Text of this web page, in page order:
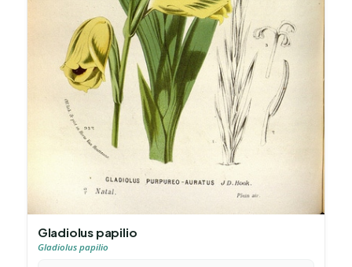
Gladiolus papilio
Gladiolus papilio